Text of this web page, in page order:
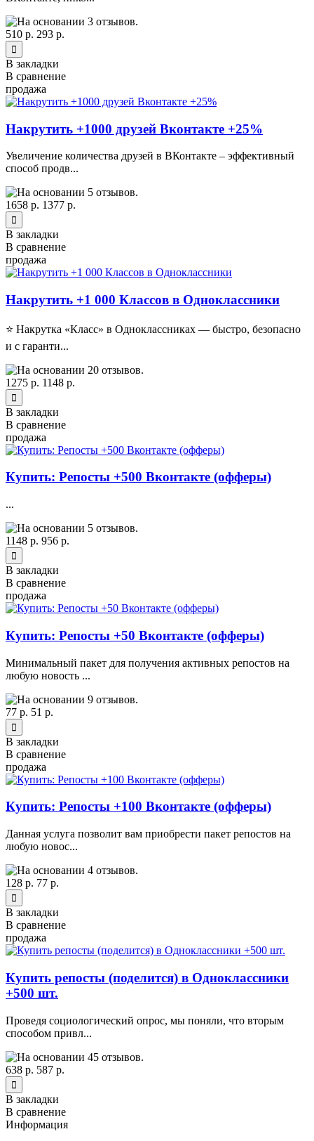
510 р. 293 р.
В закладки
В сравнение
продажа
Накрутить +1000 друзей Вконтакте +25%
Увеличение количества друзей в ВКонтакте – эффективный
способ продв...
1658 р. 1377 р.
В закладки
В сравнение
продажа
Накрутить +1 000 Классов в Одноклассники
⭐ Накрутка «Класс» в Одноклассниках — быстро, безопасно
и с гаранти...
1275 р. 1148 р.
В закладки
В сравнение
продажа
Купить: Репосты +500 Вконтакте (офферы)
...
1148 р. 956 р.
В закладки
В сравнение
продажа
Купить: Репосты +50 Вконтакте (офферы)
Минимальный пакет для получения активных репостов на
любую новость ...
77 р. 51 р.
В закладки
В сравнение
продажа
Купить: Репосты +100 Вконтакте (офферы)
Данная услуга позволит вам приобрести пакет репостов на
любую новос...
128 р. 77 р.
В закладки
В сравнение
продажа
Купить репосты (поделится) в Одноклассники
+500 шт.
Проведя социологический опрос, мы поняли, что вторым
способом привл...
638 р. 587 р.
В закладки
В сравнение
Информация